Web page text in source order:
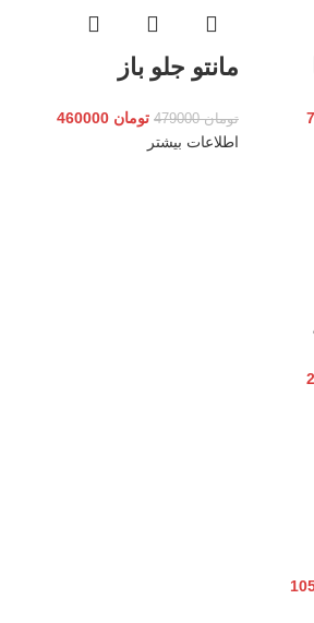
مانتو جلو باز
تومان479000 تومان
اطلاعات بیشتر